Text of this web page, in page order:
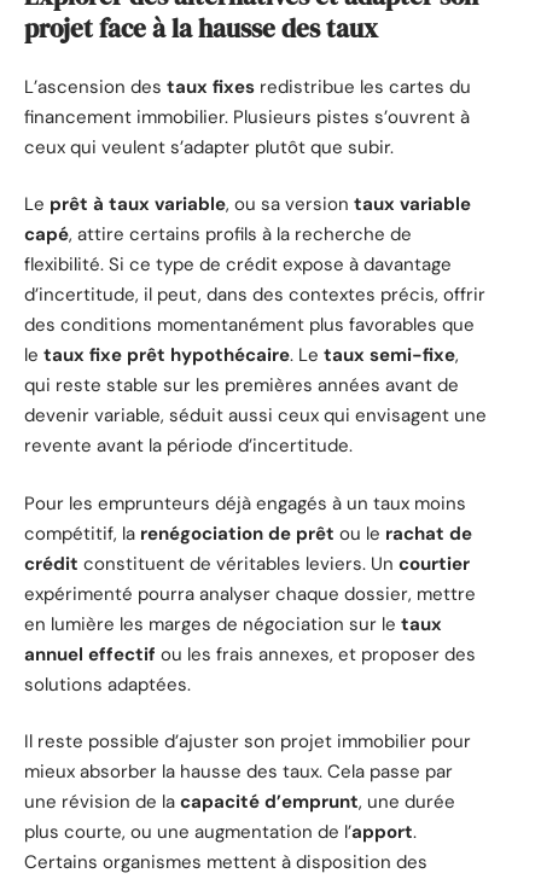
projet face à la hausse des taux
L’ascension des taux fixes redistribue les cartes du
financement immobilier. Plusieurs pistes s’ouvrent à
ceux qui veulent s’adapter plutôt que subir.
Le prêt à taux variable, ou sa version taux variable
capé, attire certains profils à la recherche de
flexibilité. Si ce type de crédit expose à davantage
d’incertitude, il peut, dans des contextes précis, offrir
des conditions momentanément plus favorables que
le taux fixe prêt hypothécaire. Le taux semi-fixe,
qui reste stable sur les premières années avant de
devenir variable, séduit aussi ceux qui envisagent une
revente avant la période d’incertitude.
Pour les emprunteurs déjà engagés à un taux moins
compétitif, la renégociation de prêt ou le rachat de
crédit constituent de véritables leviers. Un courtier
expérimenté pourra analyser chaque dossier, mettre
en lumière les marges de négociation sur le taux
annuel effectif ou les frais annexes, et proposer des
solutions adaptées.
Il reste possible d’ajuster son projet immobilier pour
mieux absorber la hausse des taux. Cela passe par
une révision de la capacité d’emprunt, une durée
plus courte, ou une augmentation de l’apport.
Certains organismes mettent à disposition des